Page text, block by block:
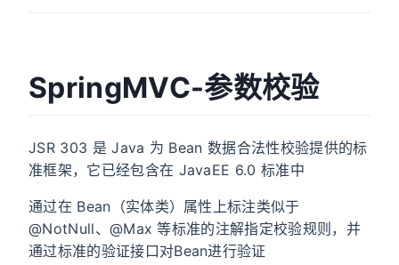
SpringMVC-参数校验
JSR 303 是 Java 为 Bean 数据合法性校验提供的标
准框架，它已经包含在 JavaEE 6.0 标准中
通过在 Bean（实体类）属性上标注类似于
@NotNull、@Max 等标准的注解指定校验规则，并
通过标准的验证接口对Bean进行验证